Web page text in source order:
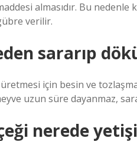
almasıdır. Bu
verilir.
sararıp
için besin ve
uzun süre dayanmaz,
nerede